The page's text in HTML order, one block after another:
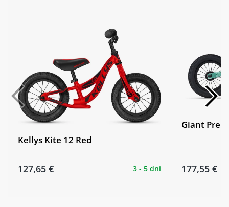
Kellys Kite 12 Red
127,65 € 3 - 5 dní
Giant Pre
177,55 €